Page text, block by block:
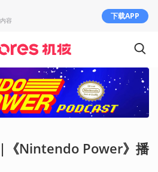
|《Nintendo Power》播
容 下载APP